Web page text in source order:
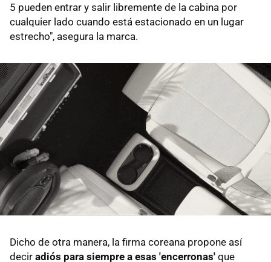
5 pueden entrar y salir libremente de la cabina por
cualquier lado cuando está estacionado en un lugar
estrecho", asegura la marca.
Dicho de otra manera, la firma coreana propone así
decir adiós para siempre a esas 'encerronas' que